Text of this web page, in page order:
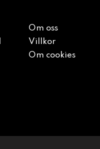
Om oss
Villkor
Om cookies